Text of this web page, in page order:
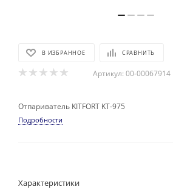
В ИЗБРАННОЕ СРАВНИТЬ
Артикул: 00-00067914
Отпариватель KITFORT KT-975
Подробности
Характеристики